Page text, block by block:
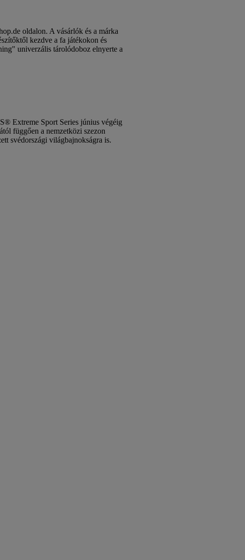
oldalon. A vásárlók és a márka
kezdve a fa játékokon és
univerzális tárolódoboz elnyerte a
Extreme Sport Series június végéig
függően a nemzetközi szezon
svédországi világbajnokságra is.